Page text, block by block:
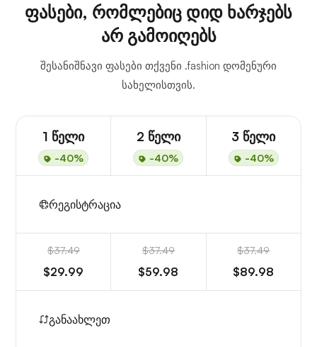
ფასები, რომლებიც დიდ ხარჯებს
არ გამოიღებს
შესანიშნავი ფასები თქვენი .fashion დომენური
სახელისთვის.
1 წელი
-40%
2 წელი
-40%
3 წელი
-40%
რეგისტრაცია
$37.49
$29.99
$37.49
$59.98
$37.49
$89.98
განაახლეთ